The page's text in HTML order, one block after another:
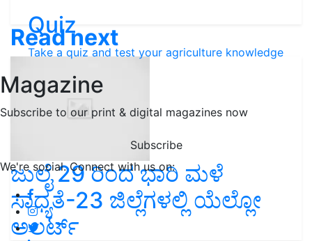
Quiz
Take a quiz and test your agriculture knowledge
Magazine
Subscribe to our print & digital magazines now
Subscribe
We're social. Connect with us on:
Read next
ಜುಲೈ 29 ರಿಂದ ಭಾರಿ ಮಳೆ
ಸಾಧ್ಯತೆ-23 ಜಿಲ್ಲೆಗಳಲ್ಲಿ ಯೆಲ್ಲೋ
ಅಲರ್ಟ್